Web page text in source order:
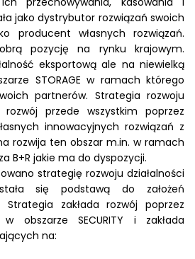
jako dystrybutor rozwiązań swoich
producent własnych rozwiązań.
pozycję na rynku krajowym.
eksportową ale na niewielką
STORAGE w ramach którego
partnerów. Strategia rozwoju
przede wszystkim poprzez
innowacyjnych rozwiązań z
rozwija ten obszar m.in. w ramach
B+R jakie ma do dyspozycji.
strategię rozwoju działalności
się podstawą do założeń
Strategia zakłada rozwój poprzez
obszarze SECURITY i zakłada
na: